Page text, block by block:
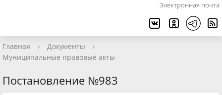
Электронная почта
Главная › Документы
›
Муниципальные правовые акты
Постановление №983